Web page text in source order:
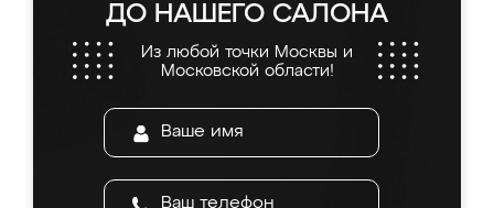
ДО НАШЕГО САЛОНА
Из любой точки Москвы и
Московской области!